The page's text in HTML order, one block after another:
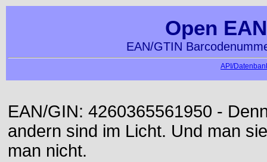
Open
EAN/GTIN
API/
EAN/GIN: 4260365561950 -
andern sind im Licht. Und man
man nicht.